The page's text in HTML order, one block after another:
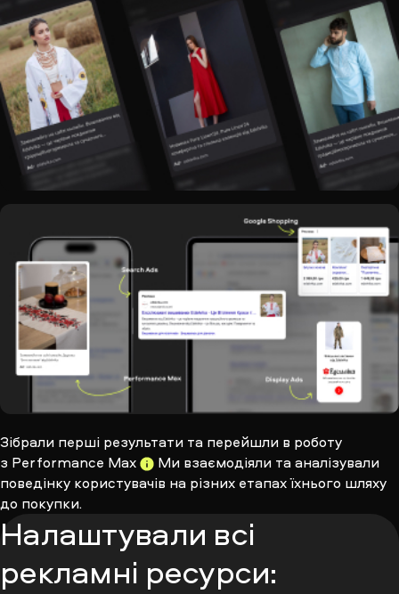
Зібрали перші результати та перейшли в роботу
з Performance Max
Ми взаємодіяли та аналізували
поведінку користувачів на різних етапах їхнього шляху
до покупки.
Налаштували всі
рекламні ресурси: